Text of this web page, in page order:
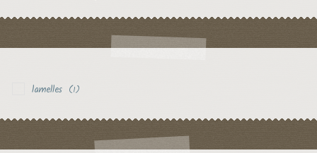
lamelles (1)